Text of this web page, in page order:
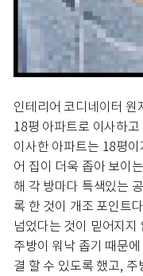
인테리어 코디네이터 원
18평 아파트로 이사하
이사한 아파트는 18평
어 집이 더욱 좁아 보이
해 각 방마다 특색있는
록 한 것이 개조 포인트
넘었다는 것이 믿어지
주방이 워낙 좁기 때문
결 할 수 있도록 했고,